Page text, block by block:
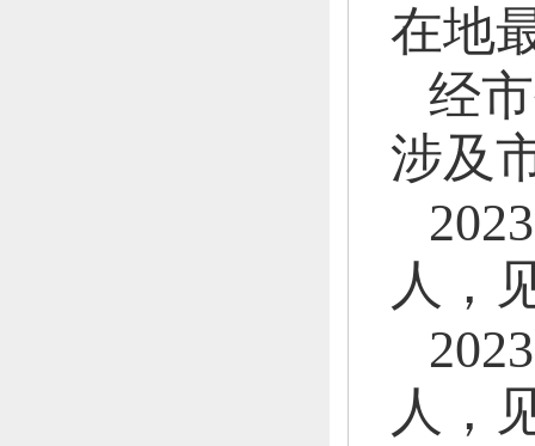
在地
经
涉及
人，
人，